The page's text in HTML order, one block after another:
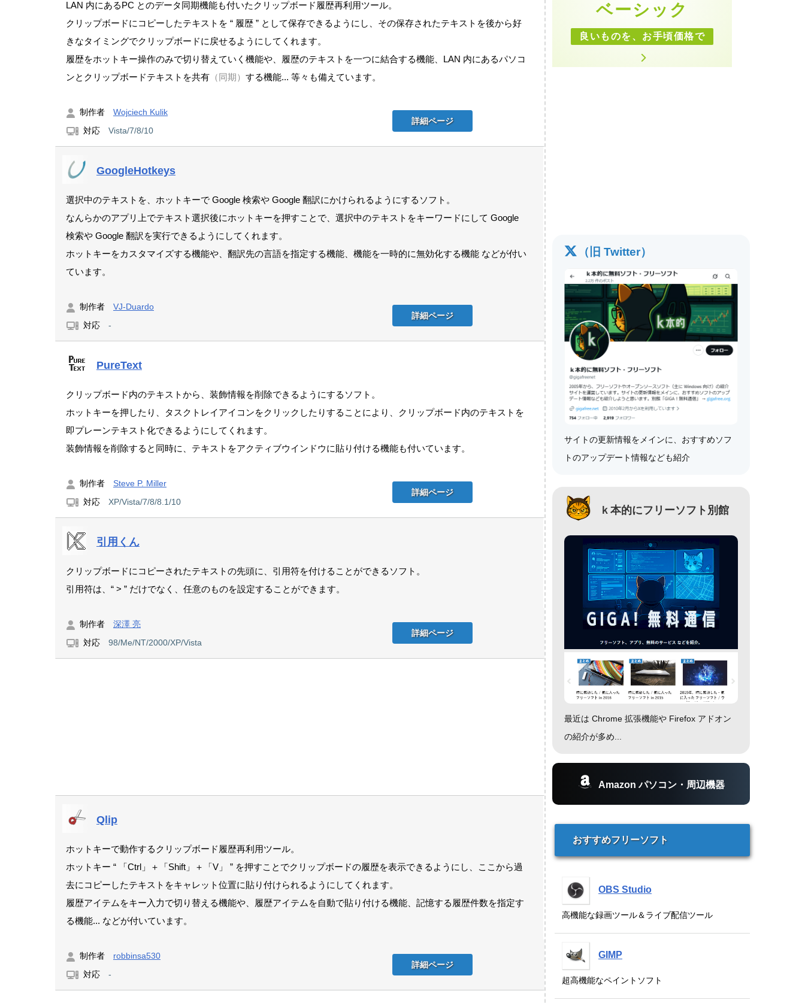
LAN 内にあるPC とのデータ同期機能も付いたクリップボード履歴再利用ツール。
クリップボードにコピーしたテキストを “ 履歴 ” として保存できるようにし、その保存されたテキストを後から好
きなタイミングでクリップボードに戻せるようにしてくれます。
履歴をホットキー操作のみで切り替えていく機能や、履歴のテキストを一つに結合する機能、LAN 内にあるパソコ
ンとクリップボードテキストを共有 （同期） する機能... 等々も備えています。
制作者 Wojciech Kulik
対応 Vista/7/8/10
詳細ページ
GoogleHotkeys
選択中のテキストを、ホットキーで Google 検索や Google 翻訳にかけられるようにするソフト。
なんらかのアプリ上でテキスト選択後にホットキーを押すことで、選択中のテキストをキーワードにして Google
検索や Google 翻訳を実行できるようにしてくれます。
ホットキーをカスタマイズする機能や、翻訳先の言語を指定する機能、機能を一時的に無効化する機能 などが付い
ています。
制作者 VJ-Duardo
対応 -
詳細ページ
PureText
クリップボード内のテキストから、装飾情報を削除できるようにするソフト。
ホットキーを押したり、タスクトレイアイコンをクリックしたりすることにより、クリップボード内のテキストを
即プレーンテキスト化できるようにしてくれます。
装飾情報を削除すると同時に、テキストをアクティブウインドウに貼り付ける機能も付いています。
制作者 Steve P. Miller
対応 XP/Vista/7/8/8.1/10
詳細ページ
引用くん
クリップボードにコピーされたテキストの先頭に、引用符を付けることができるソフト。
引用符は、“ > ” だけでなく、任意のものを設定することができます。
制作者 深澤 亮
対応 98/Me/NT/2000/XP/Vista
詳細ページ
Qlip
ホットキーで動作するクリップボード履歴再利用ツール。
ホットキー “ 「Ctrl」＋「Shift」＋「V」 ” を押すことでクリップボードの履歴を表示できるようにし、ここから過
去にコピーしたテキストをキャレット位置に貼り付けられるようにしてくれます。
履歴アイテムをキー入力で切り替える機能や、履歴アイテムを自動で貼り付ける機能、記憶する履歴件数を指定す
る機能... などが付いています。
制作者 robbinsa530
対応 -
詳細ページ
ベーシック
良いものを、お手頃価格で
（旧 Twitter）
サイトの更新情報をメインに、おすすめソフ
トのアップデート情報なども紹介
ｋ本的にフリーソフト別館
最近は Chrome 拡張機能や Firefox アドオン
の紹介が多め...
Amazon パソコン・周辺機器
おすすめフリーソフト
OBS Studio
高機能な録画ツール＆ライブ配信ツール
GIMP
超高機能なペイントソフト